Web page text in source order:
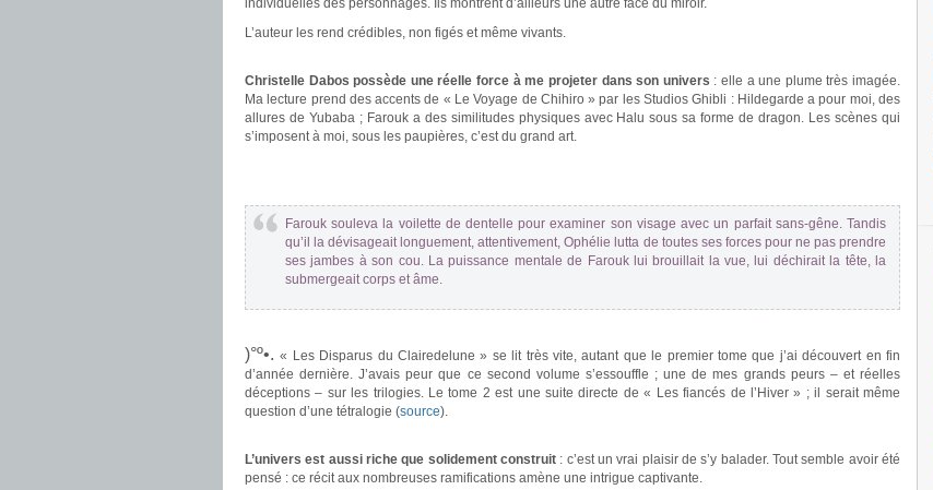
individuelles des personnages. Ils montrent d’ailleurs une autre face du miroir.
L’auteur les rend crédibles, non figés et même vivants.
Christelle Dabos possède une réelle force à me projeter dans son univers : elle a une plume très imagée.
Ma lecture prend des accents de « Le Voyage de Chihiro » par les Studios Ghibli : Hildegarde a pour moi, des
allures de Yubaba ; Farouk a des similitudes physiques avec Halu sous sa forme de dragon. Les scènes qui
s’imposent à moi, sous les paupières, c’est du grand art.
Farouk souleva la voilette de dentelle pour examiner son visage avec un parfait sans-gêne. Tandis
qu’il la dévisageait longuement, attentivement, Ophélie lutta de toutes ses forces pour ne pas prendre
ses jambes à son cou. La puissance mentale de Farouk lui brouillait la vue, lui déchirait la tête, la
submergeait corps et âme.
)°º•.« Les Disparus du Clairedelune » se lit très vite, autant que le premier tome que j’ai découvert en fin
d’année dernière. J’avais peur que ce second volume s’essouffle ; une de mes grands peurs – et réelles
déceptions – sur les trilogies. Le tome 2 est une suite directe de « Les fiancés de l’Hiver » ; il serait même
question d’une tétralogie (source).
L’univers est aussi riche que solidement construit : c’est un vrai plaisir de s’y balader. Tout semble avoir été
pensé : ce récit aux nombreuses ramifications amène une intrigue captivante.